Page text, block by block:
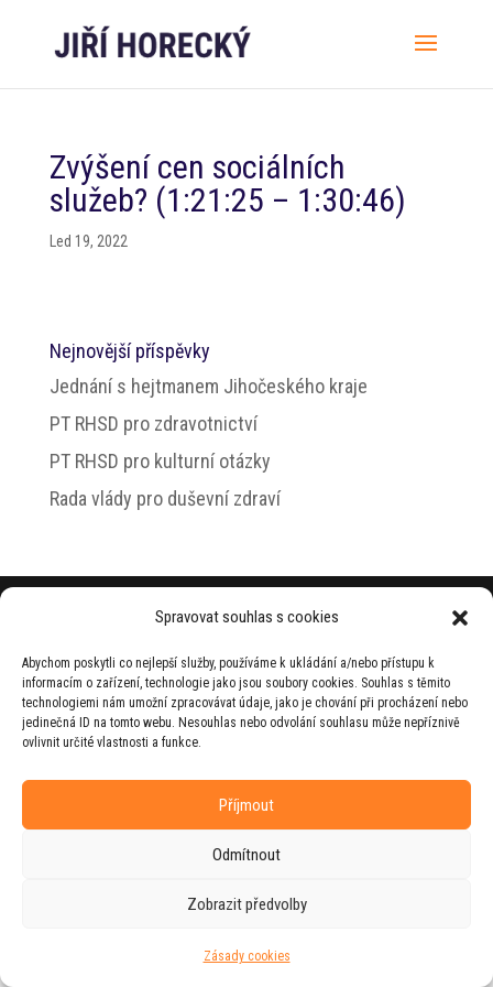
Spravovat souhlas s cookies
Abychom poskytli co nejlepší služby, používáme k ukládání a/nebo přístupu k
informacím o zařízení, technologie jako jsou soubory cookies. Souhlas s těmito
technologiemi nám umožní zpracovávat údaje, jako je chování při procházení nebo
jedinečná ID na tomto webu. Nesouhlas nebo odvolání souhlasu může nepříznivě
ovlivnit určité vlastnosti a funkce.
Příjmout
Odmítnout
Zobrazit předvolby
Zásady cookies
Zvýšení cen sociálních
služeb? (1:21:25 – 1:30:46)
Led 19, 2022
Nejnovější příspěvky
Jednání s hejtmanem Jihočeského kraje
PT RHSD pro zdravotnictví
PT RHSD pro kulturní otázky
Rada vlády pro duševní zdraví
© 2026 Jiří Horecký – Osobní stránky Jiřího
Web vytvořila firmaRUDIve spolupráci s
agenturouZEST BRAND.